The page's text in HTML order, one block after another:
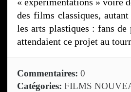
des films classiques,
les arts plastiques : fans de
attendaient ce projet au
Commentaires: 0
Catégories: FILMS